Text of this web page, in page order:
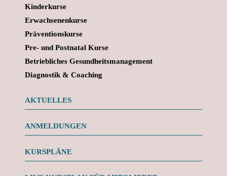
Kinderkurse
Erwachsenenkurse
Präventionskurse
Pre- und Postnatal Kurse
Betriebliches Gesundheitsmanagement
Diagnostik & Coaching
AKTUELLES
ANMELDUNGEN
KURSPLÄNE